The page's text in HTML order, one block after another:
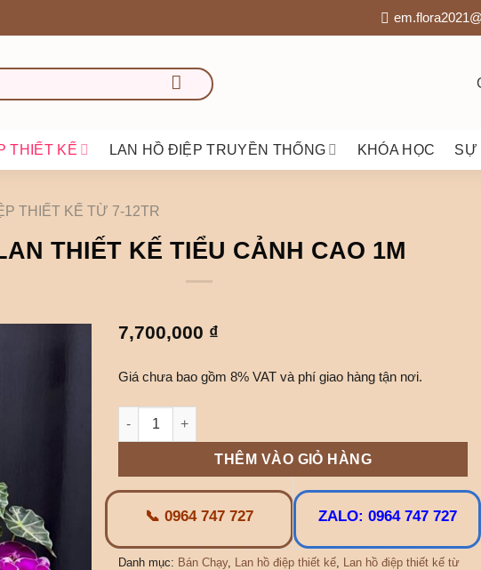
THIẾT KẾ LAN HỒ ĐIỆP TRUYỀN THỐNG KHÓA HỌC SỰ
THIẾT KẾ TỪ 7-12TR
THIẾT KẾ TIỂU CẢNH CAO 1M
7,700,000 ₫
Giá chưa bao gồm 8% VAT và phí giao hàng tận nơi.
Lan thiết kế tiểu cảnh cao 1m số lượng
THÊM VÀO GIỎ HÀNG
📞 0964 747 727 ZALO: 0964 747 727
Danh mục: Bán Chạy, Lan hồ điệp thiết kế Lan hồ điệp thiết kế từ